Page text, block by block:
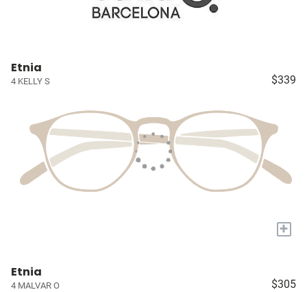
Etnia
4 KELLY S $339
+
Etnia
4 MALVAR O $305